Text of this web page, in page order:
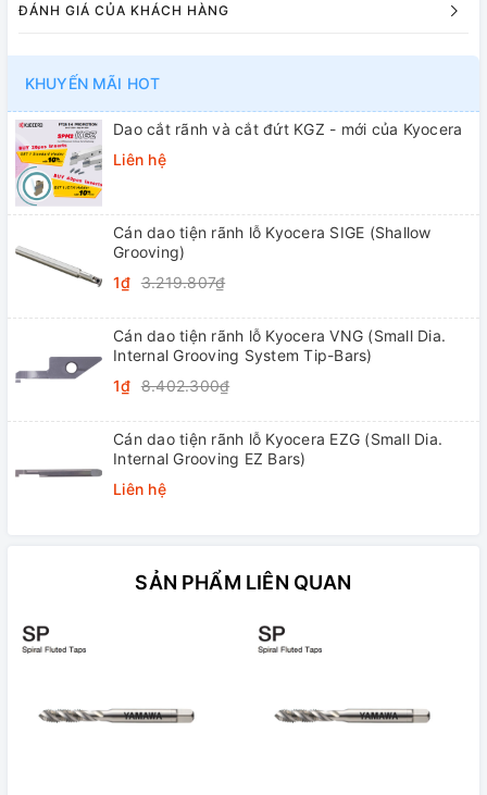
ĐÁNH GIÁ CỦA KHÁCH HÀNG
KHUYẾN MÃI HOT
Dao cắt rãnh và cắt đứt KGZ - mới của Kyocera
Liên hệ
Cán dao tiện rãnh lỗ Kyocera SIGE (Shallow
Grooving)
1₫ 3.219.807₫
Cán dao tiện rãnh lỗ Kyocera VNG (Small Dia.
Internal Grooving System Tip-Bars)
1₫ 8.402.300₫
Cán dao tiện rãnh lỗ Kyocera EZG (Small Dia.
Internal Grooving EZ Bars)
Liên hệ
SẢN PHẨM LIÊN QUAN